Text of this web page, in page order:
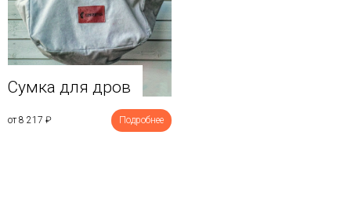
Сумка для дров
от 8 217 ₽ Подробнее